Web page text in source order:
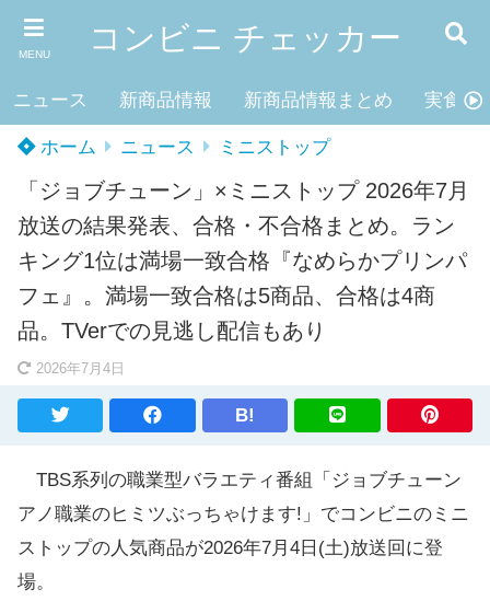
MENU コンビニ チェッカー
ニュース 新商品情報 新商品情報まとめ 実食レ
ホーム ニュース ミニストップ
「ジョブチューン」×ミニストップ 2026年7月
放送の結果発表、合格・不合格まとめ。ラン
キング1位は満場一致合格『なめらかプリンパ
フェ』。満場一致合格は5商品、合格は4商
品。TVerでの見逃し配信もあり
2026年7月4日
B!
TBS系列の職業型バラエティ番組「ジョブチューン
アノ職業のヒミツぶっちゃけます!」でコンビニのミニ
ストップの人気商品が2026年7月4日(土)放送回に登
場。